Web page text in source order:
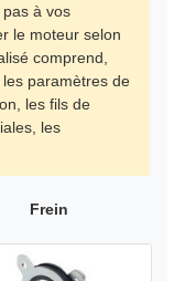
à vos
le moteur selon
comprend,
paramètres de
les fils de
les
Frein